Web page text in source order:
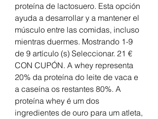
proteína de lactosuero. Esta opción
ayuda a desarrollar y a mantener el
músculo entre las comidas, incluso
mientras duermes. Mostrando 1-9
de 9 artículo (s) Seleccionar. 21 €
CON CUPÓN. A whey representa
20% da proteína do leite de vaca e
a caseína os restantes 80%. A
proteína whey é um dos
ingredientes de ouro para um atleta,